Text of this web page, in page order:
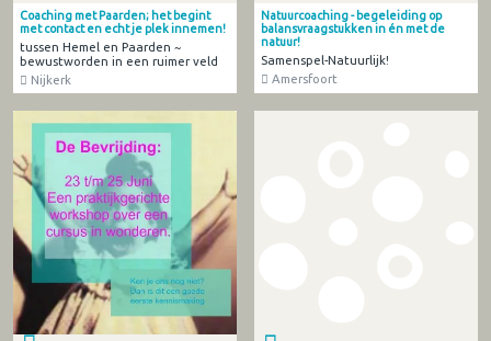
Coaching met Paarden; het begint
met contact en echt je plek innemen!
tussen Hemel en Paarden ~
bewustworden in een ruimer veld
Nijkerk
Natuurcoaching - begeleiding op
balansvraagstukken in én met de
natuur!
Samenspel-Natuurlijk!
Amersfoort